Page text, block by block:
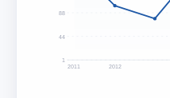
88
44
1
2011 2012